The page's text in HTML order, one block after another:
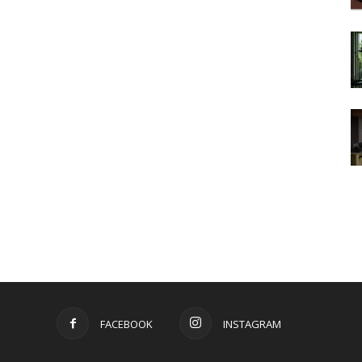
FACEBOOK INSTAGRAM